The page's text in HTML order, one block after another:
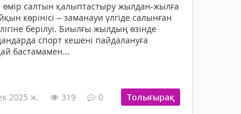
өмір салтын қалыптастыру жылдан-жылға
көрінісі – заманауи үлгіде салынған
берілуі. Биылғы жылдың өзінде
спорт кешені пайдалануға
бастамамен...
2025 ж. 319 0 Толығырақ